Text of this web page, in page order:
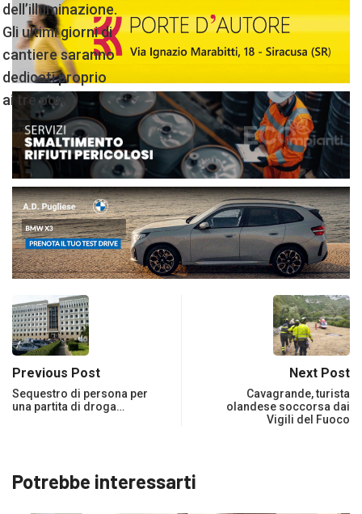
dell’illuminazione.
Gli ultimi giorni di
cantiere saranno
dedicati proprio
ai tre ponti.
Previous Post
Sequestro di persona per
una partita di droga…
Next Post
Cavagrande, turista
olandese soccorsa dai
Vigili del Fuoco
Potrebbe interessarti